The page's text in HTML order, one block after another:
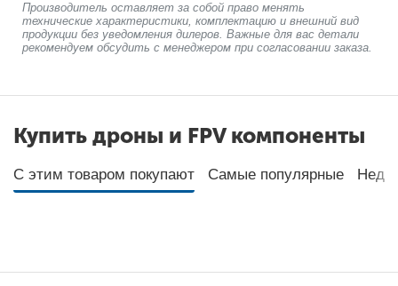
Производитель оставляет за собой право менять
технические характеристики, комплектацию и внешний вид
продукции без уведомления дилеров. Важные для вас детали
рекомендуем обсудить с менеджером при согласовании заказа.
Купить дроны и FPV компоненты
С этим товаром покупают Самые популярные